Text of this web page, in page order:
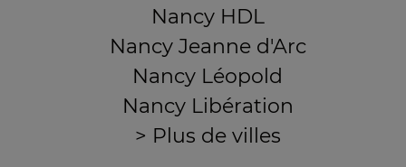
Nancy HDL
Nancy Jeanne d'Arc
Nancy Léopold
Nancy Libération
> Plus de villes